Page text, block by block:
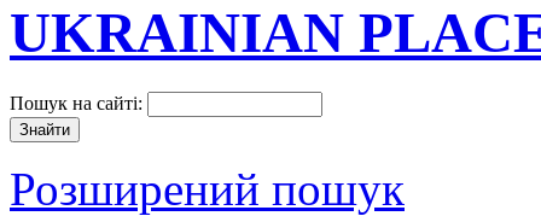
UKRAINIAN
Пошук на сайті:
Розширений пошук